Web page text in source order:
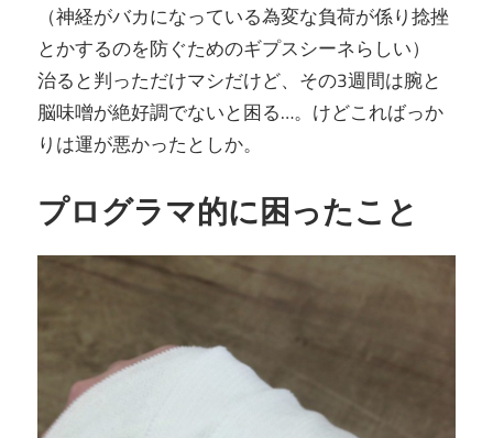
（神経がバカになっている為変な負荷が係り捻挫
とかするのを防ぐためのギプスシーネらしい）
治ると判っただけマシだけど、その3週間は腕と
脳味噌が絶好調でないと困る…。けどこればっか
りは運が悪かったとしか。
プログラマ的に困ったこと